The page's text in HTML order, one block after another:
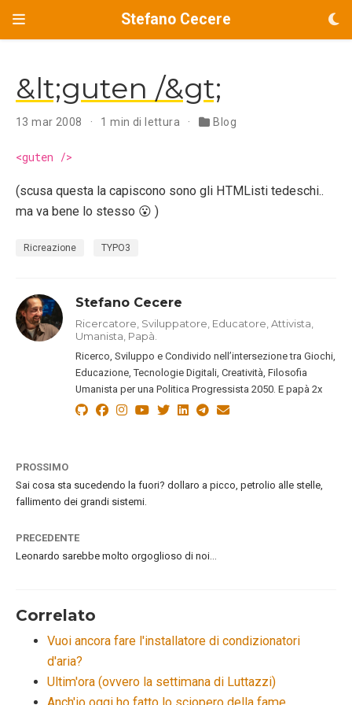
Stefano Cecere
&lt;guten /&gt;
13 mar 2008 1 min di lettura Blog
<guten />
(scusa questa la capiscono sono gli HTMListi tedeschi..
ma va bene lo stesso 😮 )
Ricreazione TYPO3
Stefano Cecere
Ricercatore, Sviluppatore, Educatore, Attivista,
Umanista, Papà.
Ricerco, Sviluppo e Condivido nell’intersezione tra Giochi,
Educazione, Tecnologie Digitali, Creatività, Filosofia
Umanista per una Politica Progressista 2050. E papà 2x
PROSSIMO
Sai cosa sta sucedendo la fuori? dollaro a picco, petrolio alle stelle,
fallimento dei grandi sistemi.
PRECEDENTE
Leonardo sarebbe molto orgoglioso di noi…
Correlato
Vuoi ancora fare l'installatore di condizionatori
d'aria?
Ultim'ora (ovvero la settimana di Luttazzi)